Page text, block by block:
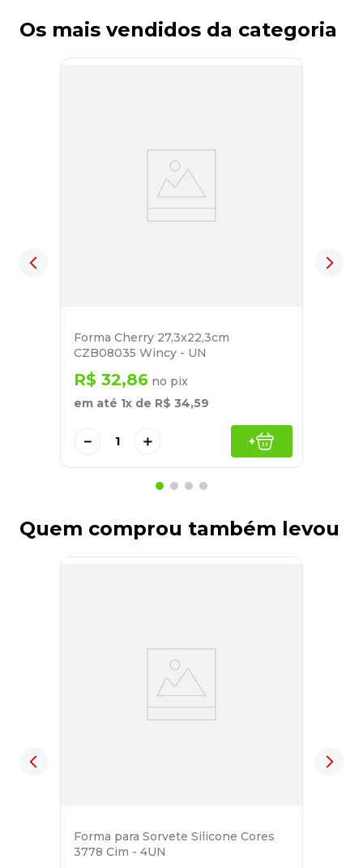
Os mais vendidos da categoria
Forma Cherry 27,3x22,3cm
CZB08035 Wincy - UN
R$ 32,86 no pix
em até 1x de R$ 34,59
＋
－ +
Quem comprou também levou
Forma para Sorvete Silicone Cores
3778 Cim - 4UN